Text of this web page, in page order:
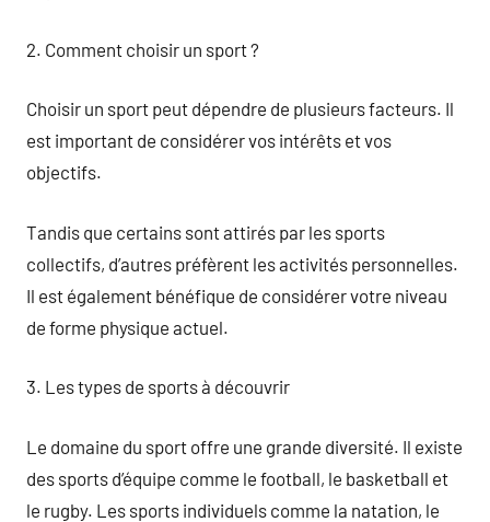
2. Comment choisir un sport ?
Choisir un sport peut dépendre de plusieurs facteurs. Il
est important de considérer vos intérêts et vos
objectifs.
Tandis que certains sont attirés par les sports
collectifs, d’autres préfèrent les activités personnelles.
Il est également bénéfique de considérer votre niveau
de forme physique actuel.
3. Les types de sports à découvrir
Le domaine du sport offre une grande diversité. Il existe
des sports d’équipe comme le football, le basketball et
le rugby. Les sports individuels comme la natation, le